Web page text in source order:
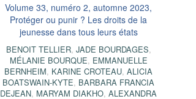
Volume 33, numéro 2, automne 2023,
Protéger ou punir ? Les droits de la
jeunesse dans tous leurs états
BENOIT TELLIER, JADE BOURDAGES,
MÉLANIE BOURQUE, EMMANUELLE
BERNHEIM, KARINE CROTEAU, ALICIA
BOATSWAIN-KYTE, BARBARA FRANCIA
DEJEAN, MARYAM DIAKHO, ALEXANDRA